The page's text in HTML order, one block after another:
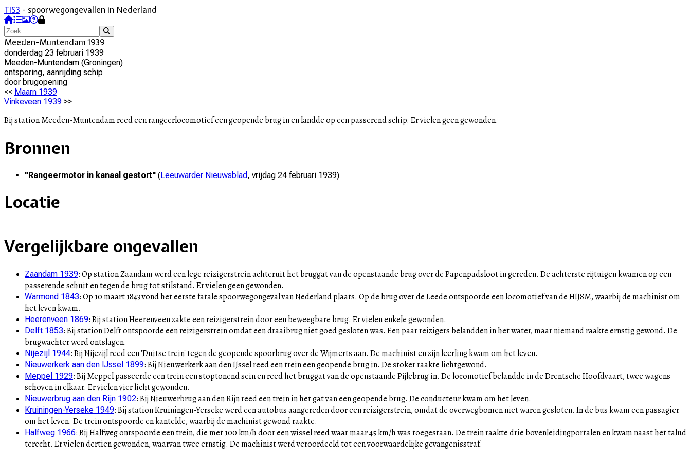
TIS3 - spoorwegongevallen in Nederland
Meeden-Muntendam 1939
donderdag 23 februari 1939
Meeden-Muntendam (Groningen)
ontsporing, aanrijding schip
door brugopening
<< Maarn 1939
Vinkeveen 1939 >>
Bij station Meeden-Muntendam reed een rangeerlocomotief een geopende brug in en landde op een passerend schip. Er vielen geen gewonden.
Bronnen
"Rangeermotor in kanaal gestort" (Leeuwarder Nieuwsblad, vrijdag 24 februari 1939)
Locatie
–
Vergelijkbare ongevallen
Zaandam 1939:Op station Zaandam werd een lege reizigerstrein achteruit het bruggat van de openstaande brug over de Papenpadsloot in gereden. De achterste rijtuigen kwamen op een
passerende schuit en tegen de brug tot stilstand. Er vielen geen gewonden.
Warmond 1843:Op 10 maart 1843 vond het eerste fatale spoorwegongeval van Nederland plaats. Op de brug over de Leede ontspoorde een locomotief van de HIJSM, waarbij de machinist om
het leven kwam.
Heerenveen 1869:Bij station Heerenveen zakte een reizigerstrein door een beweegbare brug. Er vielen enkele gewonden.
Delft 1853:Bij station Delft ontspoorde een reizigerstrein omdat een draaibrug niet goed gesloten was. Een paar reizigers belandden in het water, maar niemand raakte ernstig gewond. De
brugwachter werd ontslagen.
Nijezijl 1944:Bij Nijezijl reed een 'Duitse trein' tegen de geopende spoorbrug over de Wijmerts aan. De machinist en zijn leerling kwam om het leven.
Nieuwerkerk aan den IJssel 1899:Bij Nieuwerkerk aan den IJssel reed een trein een geopende brug in. De stoker raakte lichtgewond.
Meppel 1929:Bij Meppel passeerde een trein een stoptonend sein en reed het bruggat van de openstaande Pijlebrug in. De locomotief belandde in de Drentsche Hoofdvaart, twee wagens
schoven in elkaar. Er vielen vier licht gewonden.
Nieuwerbrug aan den Rijn 1902:Bij Nieuwerbrug aan den Rijn reed een trein in het gat van een geopende brug. De conducteur kwam om het leven.
Kruiningen-Yerseke 1949:Bij station Kruiningen-Yerseke werd een autobus aangereden door een reizigerstrein, omdat de overwegbomen niet waren gesloten. In de bus kwam een passagier
om het leven. De trein ontspoorde en kantelde, waarbij de machinist gewond raakte.
Halfweg 1966:Bij Halfweg ontspoorde een trein, die met 100 km/h door een wissel reed waar maar 45 km/h was toegestaan. De trein raakte drie bovenleidingportalen en kwam naast het talud
terecht. Er vielen dertien gewonden, waarvan twee ernstig. De machinist werd veroordeeld tot een voorwaardelijke gevangenisstraf.